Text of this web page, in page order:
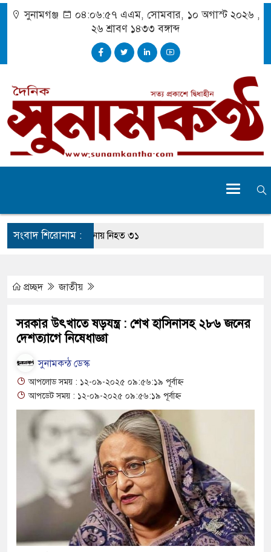
সুনামগঞ্জ ০৪:০৬:৫৮ এএম, সোমবার, ১০ অগাস্ট ২০২৬ ,
২৬ শ্রাবণ ১৪৩৩ বঙ্গাব্দ
সংবাদ শিরোনাম :
বিভাগে সড়ক দুর্ঘটনায় নিহত ৩১
কথিত সাংবাদিক লিটন আটক
মরদেহ উদ্ধার
ঝুলছে ডাম্প ট্রাক, চালক পলাতক
সুন্দর বাংলাদেশ গড়তে চাই : প্রধানমন্ত্রী
মোটরসাইকেল দুর্ঘটনায় নিহত ১৫ হাজার ৭১২
ভারতে পাচার, গুয়াহাটি ক্যাম্পে মানবেতর
জীবন, কর্ম ও দর্শন নিয়ে সাহিত্য আড্ডা
প্রচ্ছদ জাতীয়
সরকার উৎখাতে ষড়যন্ত্র : শেখ হাসিনাসহ ২৮৬ জনের
দেশত্যাগে নিষেধাজ্ঞা
সুনামকন্ঠ ডেস্ক
আপলোড সময় : ১২-০৯-২০২৫ ০৯:৫৬:১৯ পূর্বাহ্ন
আপডেট সময় : ১২-০৯-২০২৫ ০৯:৫৬:১৯ পূর্বাহ্ন